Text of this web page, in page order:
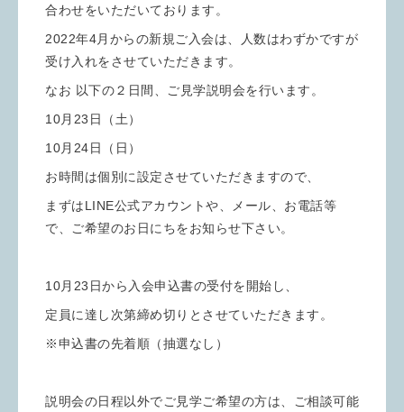
合わせをいただいております。
2022年4月からの新規ご入会は、人数はわずかですが
受け入れをさせていただきます。
なお 以下の２日間、ご見学説明会を行います。
10月23日（土）
10月24日（日）
お時間は個別に設定させていただきますので、
まずはLINE公式アカウントや、メール、お電話等
で、ご希望のお日にちをお知らせ下さい。
10月23日から入会申込書の受付を開始し、
定員に達し次第締め切りとさせていただきます。
※申込書の先着順（抽選なし）
説明会の日程以外でご見学ご希望の方は、ご相談可能